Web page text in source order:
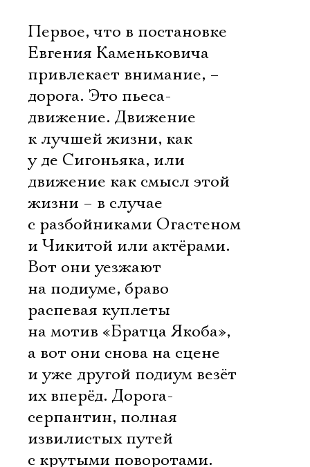
Первое, что в постановке
Евгения Каменьковича
привлекает внимание, –
дорога. Это пьеса-
движение. Движение
к лучшей жизни, как
у де Сигоньяка, или
движение как смысл этой
жизни – в случае
с разбойниками Огастеном
и Чикитой или актёрами.
Вот они уезжают
на подиуме, браво
распевая куплеты
на мотив «Братца Якоба»,
а вот они снова на сцене
и уже другой подиум везёт
их вперёд. Дорога-
серпантин, полная
извилистых путей
с крутыми поворотами.